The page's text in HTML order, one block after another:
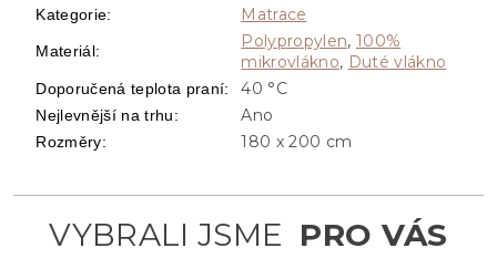
Kategorie: Matrace
Materiál: Polypropylen, 100%
mikrovlákno, Duté vlákno
Doporučená teplota praní: 40 °C
Nejlevnější na trhu: Ano
Rozměry: 180 x 200 cm